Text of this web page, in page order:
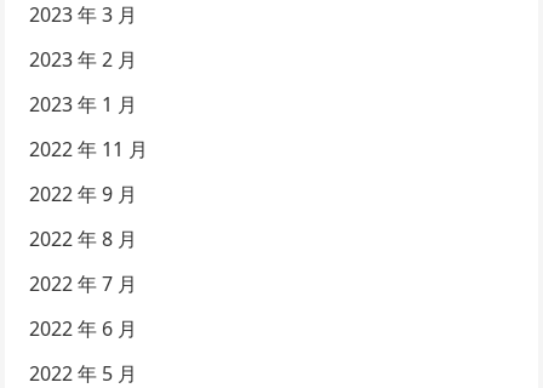
2023 年 3 月
2023 年 2 月
2023 年 1 月
2022 年 11 月
2022 年 9 月
2022 年 8 月
2022 年 7 月
2022 年 6 月
2022 年 5 月